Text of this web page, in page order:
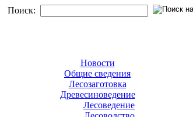
Поиск:
Новости
Общие сведения
Лесозаготовка
Древесиноведение
Лесоведение